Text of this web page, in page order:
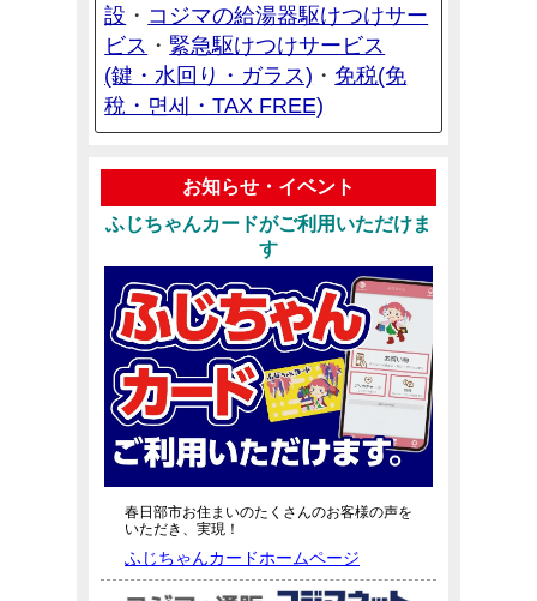
設 ・ コジマの給湯器駆けつけサー
ビス ・ 緊急駆けつけサービス
(鍵・水回り・ガラス) ・ 免税(免
稅・면세・TAX FREE)
お知らせ・イベント
ふじちゃんカードがご利用いただけま
す
春日部市お住まいのたくさんのお客様の声を
いただき、実現！
ふじちゃんカードホームページ